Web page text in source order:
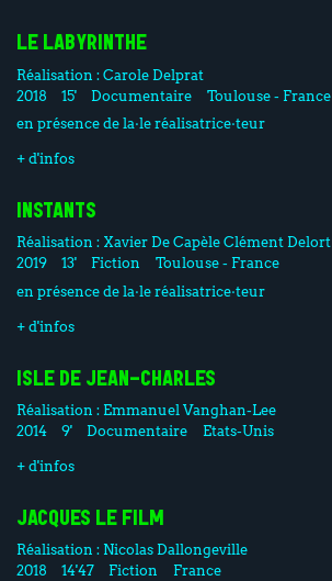
LE LABYRINTHE
Réalisation :Carole Delprat
2018
15' Documentaire
Toulouse - France
en présence de la·le réalisatrice·teur
+ d'infos
INSTANTS
Réalisation : Xavier De CapèleClément Delort
2019
13' Fiction
Toulouse - France
en présence de la·le réalisatrice·teur
+ d'infos
ISLE DE JEAN-CHARLES
Réalisation : Emmanuel Vanghan-Lee
2014
9' Documentaire Etats-Unis
+ d'infos
JACQUES LE FILM
Réalisation : Nicolas Dallongeville
2018
14'47 Fiction
France